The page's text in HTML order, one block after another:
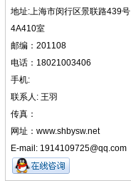
地址:上海市闵行区景联路439号
4A410室
邮编：201108
电话：18021003406
手机:
联系人: 王羽
传真：
网址：www.shbysw.net
E-mail: 1914109725@qq.com